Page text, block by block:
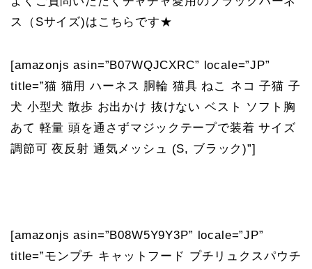
ス（Sサイズ)はこちらです★
[amazonjs asin=”B07WQJCXRC” locale=”JP”
title=”猫 猫用 ハーネス 胴輪 猫具 ねこ ネコ 子猫 子
犬 小型犬 散歩 お出かけ 抜けない ベスト ソフト胸
あて 軽量 頭を通さずマジックテープで装着 サイズ
調節可 夜反射 通気メッシュ (S, ブラック)”]
[amazonjs asin=”B08W5Y9Y3P” locale=”JP”
title=”モンプチ キャットフード プチリュクスパウチ